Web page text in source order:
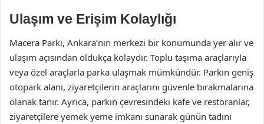
Ulaşım ve Erişim Kolaylığı
Macera Parkı, Ankara’nın merkezi bir konumunda yer alır ve
ulaşım açısından oldukça kolaydır. Toplu taşıma araçlarıyla
veya özel araçlarla parka ulaşmak mümkündür. Parkın geniş
otopark alanı, ziyaretçilerin araçlarını güvenle bırakmalarına
olanak tanır. Ayrıca, parkın çevresindeki kafe ve restoranlar,
ziyaretçilere yemek yeme imkanı sunarak günün tadını